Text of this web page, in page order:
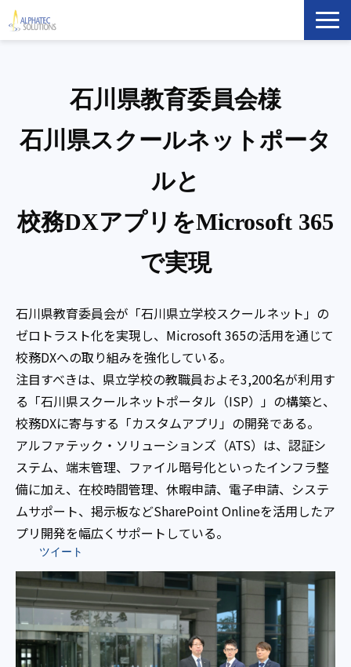
イベント・セミナー
石川県教育委員会様
石川県スクールネットポータ
ルと
校務DXアプリをMicrosoft 365
で実現
石川県教育委員会が「石川県立学校スクールネット」の
ゼロトラスト化を実現し、Microsoft 365の活用を通じて
校務DXへの取り組みを強化している。
注目すべきは、県立学校の教職員およそ3,200名が利用す
る「石川県スクールネットポータル（ISP）」の構築と、
校務DXに寄与する「カスタムアプリ」の開発である。
アルファテック・ソリューションズ（ATS）は、認証シ
ステム、端末管理、ファイル暗号化といったインフラ整
備に加え、在校時間管理、休暇申請、電子申請、システ
ムサポート、掲示板などSharePoint Onlineを活用したア
プリ開発を幅広くサポートしている。
ツイート